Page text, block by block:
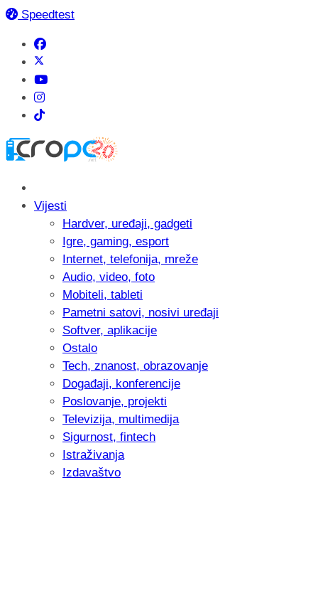
Speedtest
Vijesti
Hardver, uređaji, gadgeti
Igre, gaming, esport
Internet, telefonija, mreže
Audio, video, foto
Mobiteli, tableti
Pametni satovi, nosivi uređaji
Softver, aplikacije
Ostalo
Tech, znanost, obrazovanje
Događaji, konferencije
Poslovanje, projekti
Televizija, multimedija
Sigurnost, fintech
Istraživanja
Izdavaštvo